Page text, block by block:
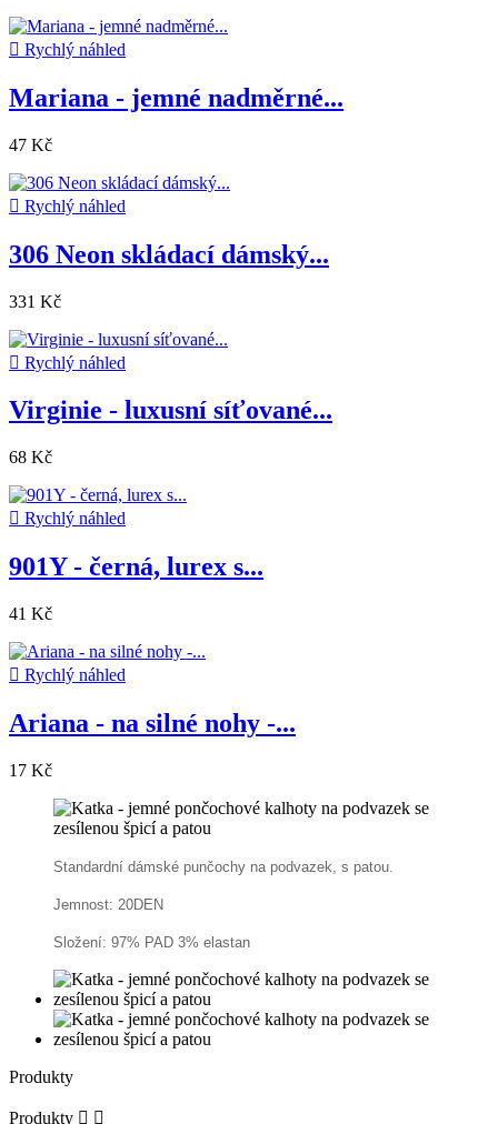
 Rychlý náhled
Mariana - jemné nadměrné...
47 Kč
 Rychlý náhled
306 Neon skládací dámský...
331 Kč
 Rychlý náhled
Virginie - luxusní síťované...
68 Kč
 Rychlý náhled
901Y - černá, lurex s...
41 Kč
 Rychlý náhled
Ariana - na silné nohy -...
17 Kč
Standardní dámské punčochy na podvazek, s patou.
Jemnost: 20DEN
Složení: 97% PAD 3% elastan
Produkty
Produkty  